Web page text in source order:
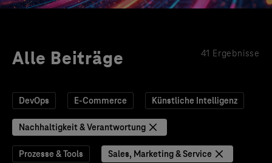
Alle Beiträge 41 Ergebnisse
DevOps E-Commerce Künstliche Intelligenz
Nachhaltigkeit & Verantwortung
Prozesse & Tools Sales, Marketing & Service